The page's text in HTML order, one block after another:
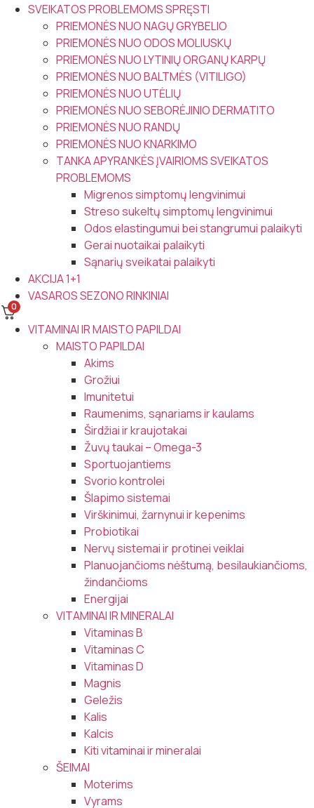
SVEIKATOS PROBLEMOMS SPRĘSTI
PRIEMONĖS NUO NAGŲ GRYBELIO
PRIEMONĖS NUO ODOS MOLIUSKŲ
PRIEMONĖS NUO LYTINIŲ ORGANŲ KARPŲ
PRIEMONĖS NUO BALTMĖS (VITILIGO)
PRIEMONĖS NUO UTĖLIŲ
PRIEMONĖS NUO SEBORĖJINIO DERMATITO
PRIEMONĖS NUO RANDŲ
PRIEMONĖS NUO KNARKIMO
TANKA APYRANKĖS ĮVAIRIOMS SVEIKATOS
PROBLEMOMS
Migrenos simptomų lengvinimui
Streso sukeltų simptomų lengvinimui
Odos elastingumui bei stangrumui palaikyti
Gerai nuotaikai palaikyti
Sąnarių sveikatai palaikyti
AKCIJA 1+1
VASAROS SEZONO RINKINIAI
0
VITAMINAI IR MAISTO PAPILDAI
MAISTO PAPILDAI
Akims
Grožiui
Imunitetui
Raumenims, sąnariams ir kaulams
Širdžiai ir kraujotakai
Žuvų taukai – Omega-3
Sportuojantiems
Svorio kontrolei
Šlapimo sistemai
Virškinimui, žarnynui ir kepenims
Probiotikai
Nervų sistemai ir protinei veiklai
Planuojančioms nėštumą, besilaukiančioms,
žindančioms
Energijai
VITAMINAI IR MINERALAI
Vitaminas B
Vitaminas C
Vitaminas D
Magnis
Geležis
Kalis
Kalcis
Kiti vitaminai ir mineralai
ŠEIMAI
Moterims
Vyrams